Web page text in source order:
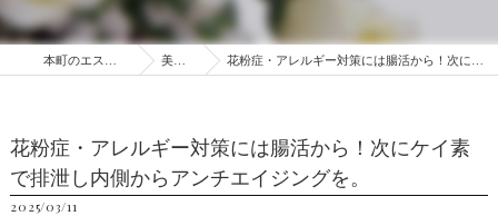
美容コラム 花粉症・アレルギー対策には腸活から！次にケイ素で排泄し内側からアンチエイジングを。
花粉症・アレルギー対策には腸活から！次にケイ素
で排泄し内側からアンチエイジングを。
2025/03/11